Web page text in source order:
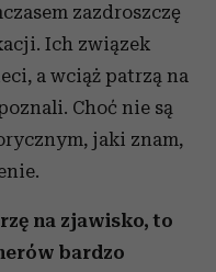
zazdroszczę
Ich związek
a wciąż patrzą na
Choć nie są
jaki znam,
na zjawisko, to
bardzo